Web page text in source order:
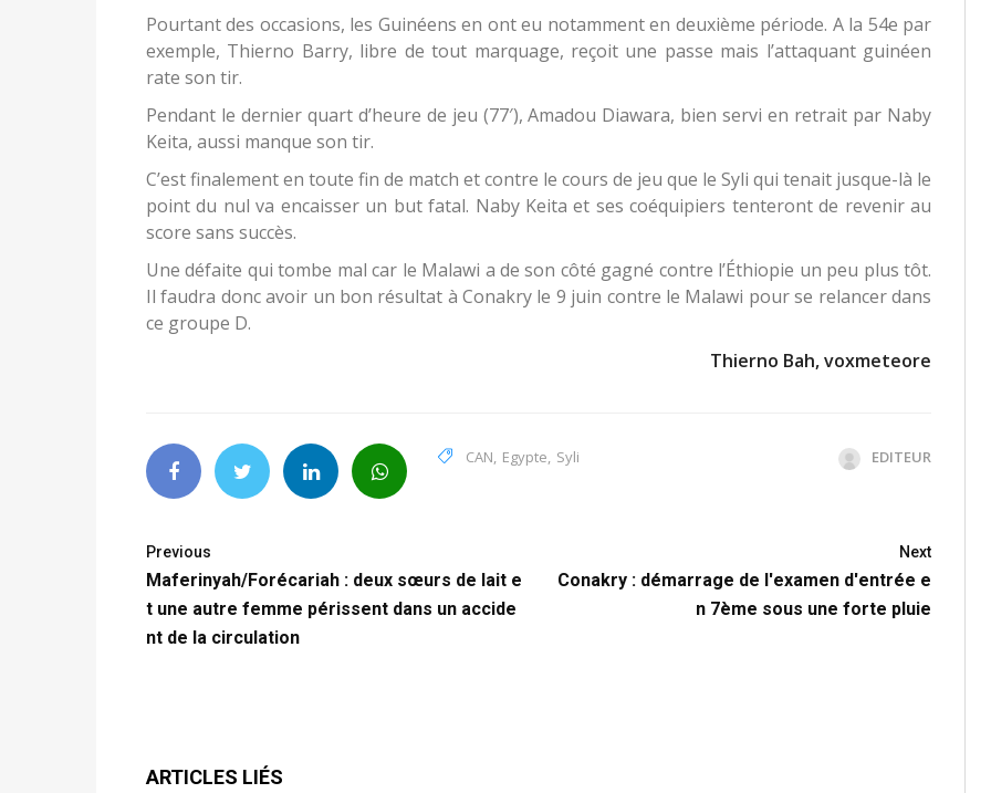
Pourtant des occasions, les Guinéens en ont eu notamment en deuxième période. A la 54e par
exemple, Thierno Barry, libre de tout marquage, reçoit une passe mais l’attaquant guinéen
rate son tir.
Pendant le dernier quart d’heure de jeu (77′), Amadou Diawara, bien servi en retrait par Naby
Keita, aussi manque son tir.
C’est finalement en toute fin de match et contre le cours de jeu que le Syli qui tenait jusque-là le
point du nul va encaisser un but fatal. Naby Keita et ses coéquipiers tenteront de revenir au
score sans succès.
Une défaite qui tombe mal car le Malawi a de son côté gagné contre l’Éthiopie un peu plus tôt.
Il faudra donc avoir un bon résultat à Conakry le 9 juin contre le Malawi pour se relancer dans
ce groupe D.
Thierno Bah, voxmeteore
CAN, Egypte, Syli EDITEUR
Previous
Maferinyah/Forécariah : deux sœurs de lait e
t une autre femme périssent dans un accide
nt de la circulation
Next
Conakry : démarrage de l'examen d'entrée e
n 7ème sous une forte pluie
ARTICLES LIÉS